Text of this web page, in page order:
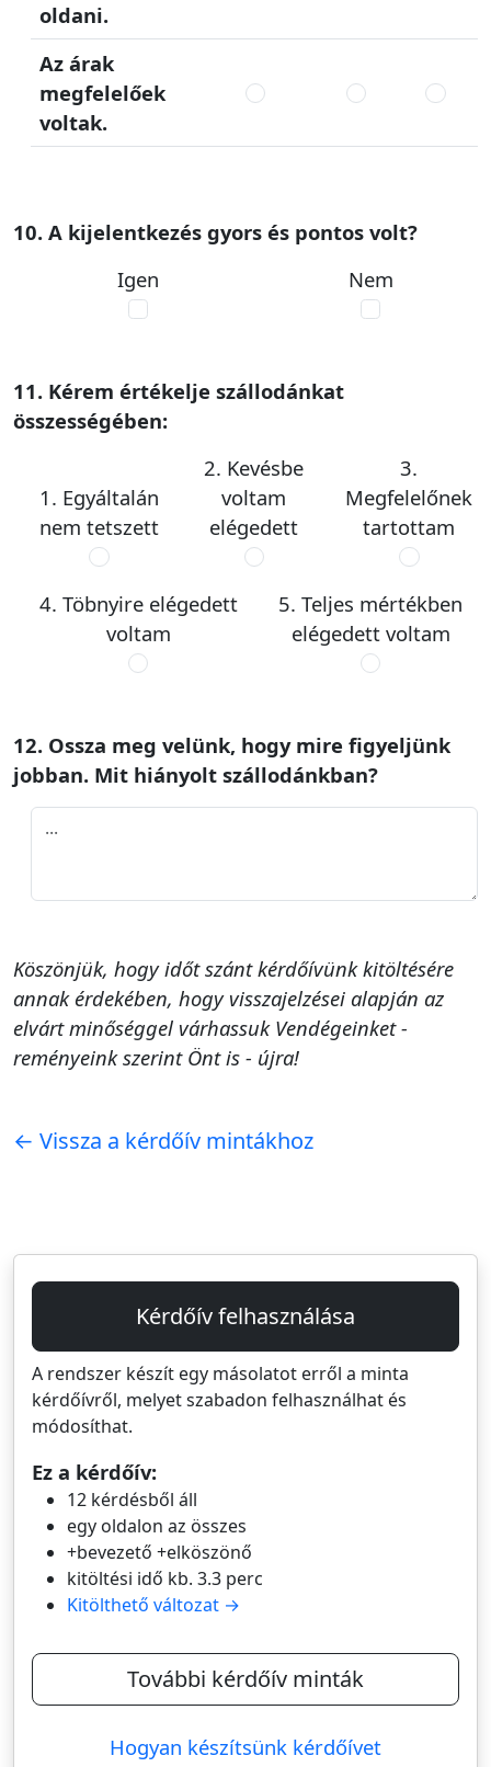
oldani.
Az árak
megfelelőek
voltak.
10. A kijelentkezés gyors és pontos volt?
Igen
Nem
11. Kérem értékelje szállodánkat
összességében:
1. Egyáltalán
nem tetszett
2. Kevésbe
voltam
elégedett
3.
Megfelelőnek
tartottam
4. Töbnyire elégedett
voltam
5. Teljes mértékben
elégedett voltam
12. Ossza meg velünk, hogy mire figyeljünk
jobban. Mit hiányolt szállodánkban?
Köszönjük, hogy időt szánt kérdőívünk kitöltésére
annak érdekében, hogy visszajelzései alapján az
elvárt minőséggel várhassuk Vendégeinket -
reményeink szerint Önt is - újra!
← Vissza a kérdőív mintákhoz
Kérdőív felhasználása
A rendszer készít egy másolatot erről a minta
kérdőívről, melyet szabadon felhasználhat és
módosíthat.
Ez a kérdőív:
12 kérdésből áll
egy oldalon az összes
+bevezető +elköszönő
kitöltési idő kb. 3.3 perc
Kitölthető változat →
További kérdőív minták
Hogyan készítsünk kérdőívet